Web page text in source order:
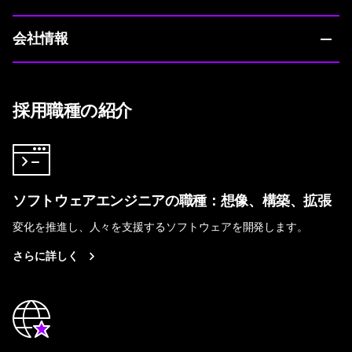
会社情報
採用職種の紹介
ソフトウェアエンジニアの職種：想像、構築、拡張
変化を推進し、人々を支援するソフトウェアを開発します。
さらに詳しく